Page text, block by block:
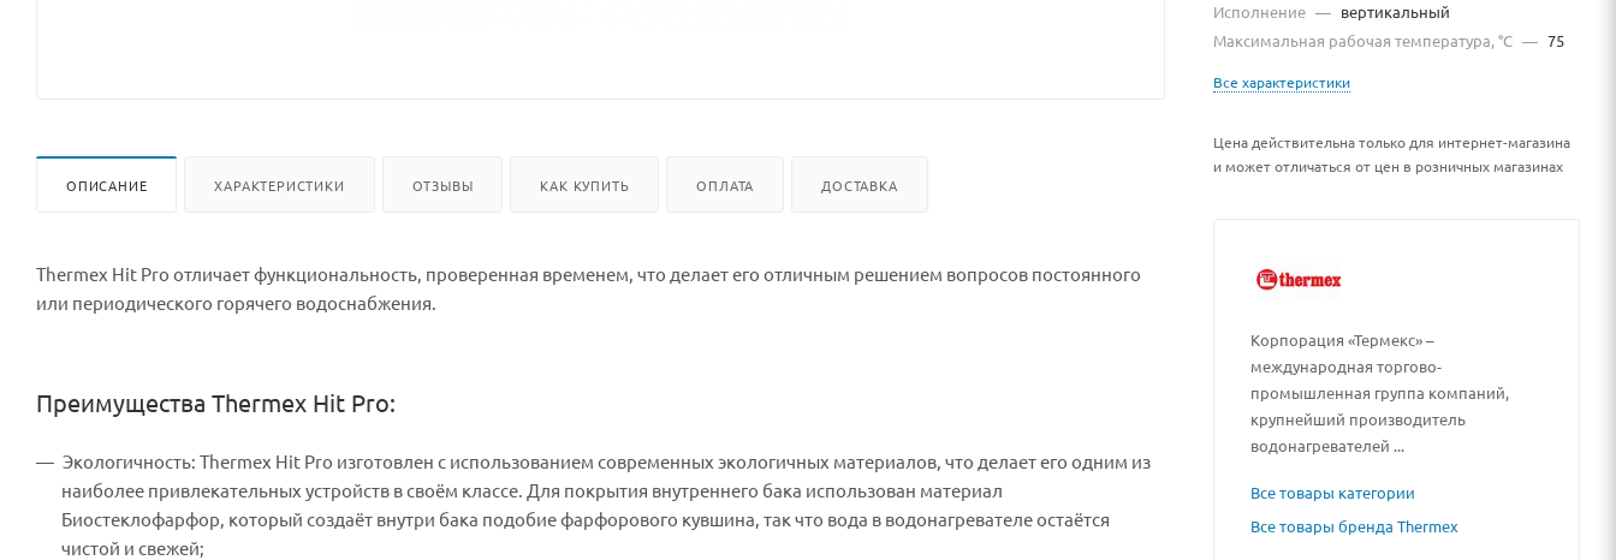
ОПИСАНИЕ ХАРАКТЕРИСТИКИ ОТЗЫВЫ КАК КУПИТЬ ОПЛАТА ДОСТАВКА
Thermex Hit Pro отличает функциональность, проверенная временем, что делает его отличным решением вопросов постоянного
или периодического горячего водоснабжения.
Преимущества Thermex Hit Pro:
Экологичность: Thermex Hit Pro изготовлен с использованием современных экологичных материалов, что делает его одним из
наиболее привлекательных устройств в своём классе. Для покрытия внутреннего бака использован материал
Биостеклофарфор, который создаёт внутри бака подобие фарфорового кувшина, так что вода в водонагревателе остаётся
чистой и свежей;
Исполнение — вертикальный
Максимальная рабочая температура, °С — 75
Все характеристики
Цена действительна только для интернет-магазина
и может отличаться от цен в розничных магазинах
Корпорация «Термекс» –
международная торгово-
промышленная группа компаний,
крупнейший производитель
водонагревателей ...
Все товары категории
Все товары бренда Thermex